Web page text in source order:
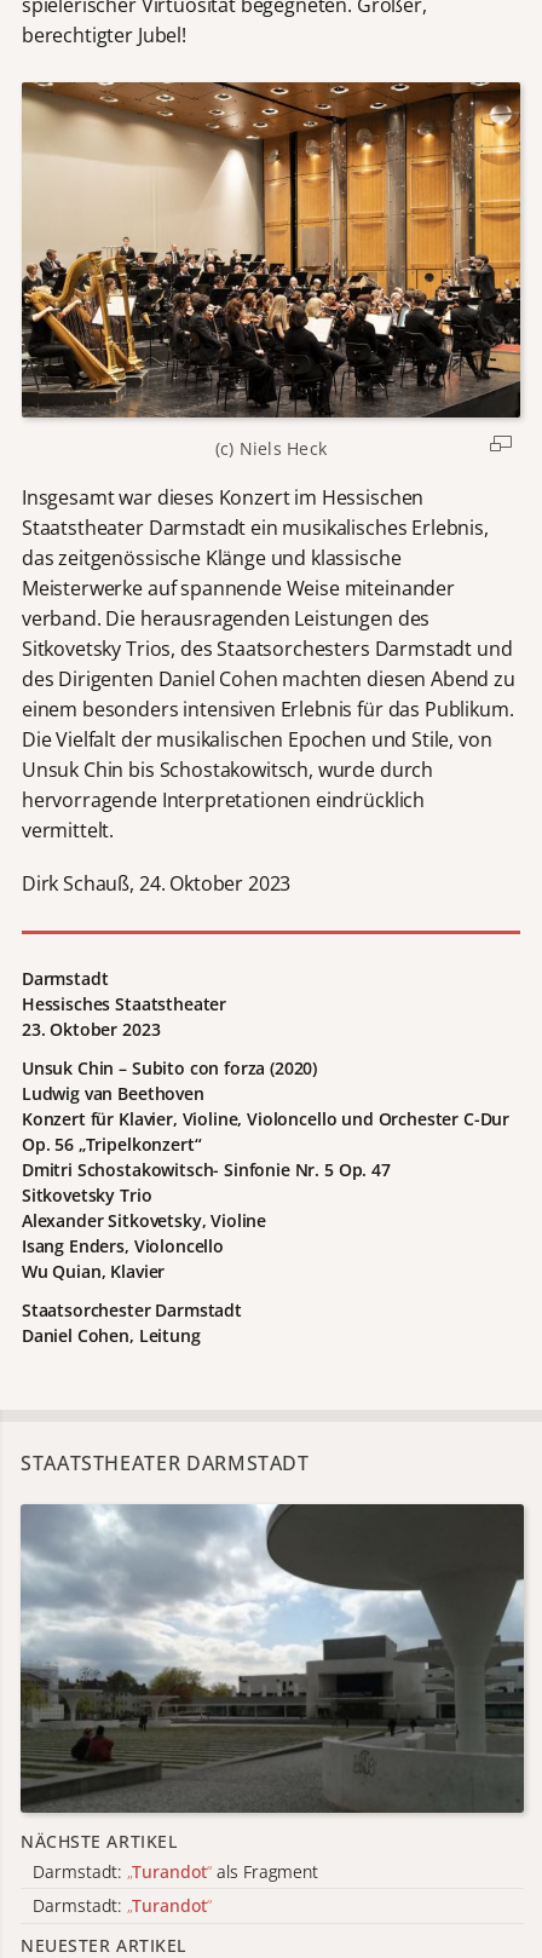
spielerischer Virtuosität begegneten. Großer,
berechtigter Jubel!
(c) Niels Heck
Insgesamt war dieses Konzert im Hessischen
Staatstheater Darmstadt ein musikalisches Erlebnis,
das zeitgenössische Klänge und klassische
Meisterwerke auf spannende Weise miteinander
verband. Die herausragenden Leistungen des
Sitkovetsky Trios, des Staatsorchesters Darmstadt und
des Dirigenten Daniel Cohen machten diesen Abend zu
einem besonders intensiven Erlebnis für das Publikum.
Die Vielfalt der musikalischen Epochen und Stile, von
Unsuk Chin bis Schostakowitsch, wurde durch
hervorragende Interpretationen eindrücklich
vermittelt.
Dirk Schauß, 24. Oktober 2023
Darmstadt
Hessisches Staatstheater
23. Oktober 2023
Unsuk Chin – Subito con forza (2020)
Ludwig van Beethoven
Konzert für Klavier, Violine, Violoncello und Orchester C-Dur
Op. 56 „Tripelkonzert“
Dmitri Schostakowitsch- Sinfonie Nr. 5 Op. 47
Sitkovetsky Trio
Alexander Sitkovetsky, Violine
Isang Enders, Violoncello
Wu Quian, Klavier
Staatsorchester Darmstadt
Daniel Cohen, Leitung
STAATSTHEATER DARMSTADT
NÄCHSTE ARTIKEL
Darmstadt: „Turandot“ als Fragment
Darmstadt: „Turandot“
NEUESTER ARTIKEL